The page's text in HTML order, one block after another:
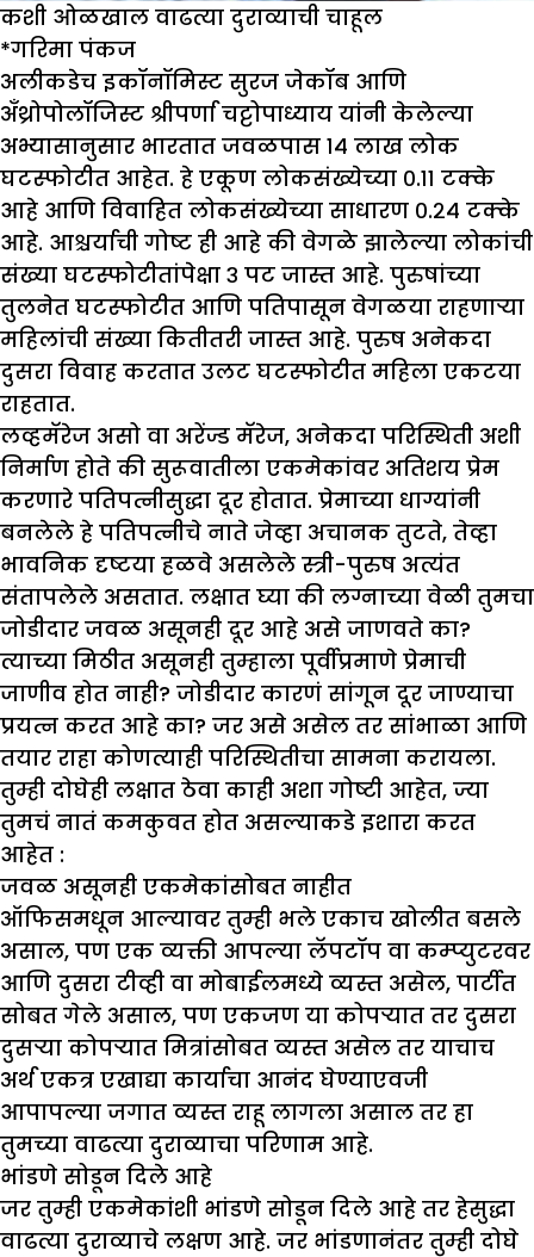
कशी ओळखाल वाढत्या दुराव्याची चाहूल
*गरिमा पंकज
अलीकडेच इकॉनॉमिस्ट सुरज जेकॉब आणि
अँथ्रोपोलॉजिस्ट श्रीपर्णा चट्टोपाध्याय यांनी केलेल्या
अभ्यासानुसार भारतात जवळपास १४ लाख लोक
घटस्फोटीत आहेत. हे एकूण लोकसंख्येच्या ०.११ टक्के
आहे आणि विवाहित लोकसंख्येच्या साधारण ०.२४ टक्के
आहे. आश्चर्याची गोष्ट ही आहे की वेगळे झालेल्या लोकांची
संख्या घटस्फोटीतांपेक्षा ३ पट जास्त आहे. पुरुषांच्या
तुलनेत घटस्फोटीत आणि पतिपासून वेगळया राहणाऱ्या
महिलांची संख्या कितीतरी जास्त आहे. पुरुष अनेकदा
दुसरा विवाह करतात उलट घटस्फोटीत महिला एकटया
राहतात.
लव्हमॅरेज असो वा अरेंज्ड मॅरेज, अनेकदा परिस्थिती अशी
निर्माण होते की सुरूवातीला एकमेकांवर अतिशय प्रेम
करणारे पतिपत्नीसुद्धा दूर होतात. प्रेमाच्या धाग्यांनी
बनलेले हे पतिपत्नीचे नाते जेव्हा अचानक तुटते, तेव्हा
भावनिक दृष्टया हळवे असलेले स्त्री-पुरुष अत्यंत
संतापलेले असतात. लक्षात घ्या की लग्नाच्या वेळी तुमचा
जोडीदार जवळ असूनही दूर आहे असे जाणवते का?
त्याच्या मिठीत असूनही तुम्हाला पूर्वीप्रमाणे प्रेमाची
जाणीव होत नाही? जोडीदार कारणं सांगून दूर जाण्याचा
प्रयत्न करत आहे का? जर असे असेल तर सांभाळा आणि
तयार राहा कोणत्याही परिस्थितीचा सामना करायला.
तुम्ही दोघेही लक्षात ठेवा काही अशा गोष्टी आहेत, ज्या
तुमचं नातं कमकुवत होत असल्याकडे इशारा करत
आहेत :
जवळ असूनही एकमेकांसोबत नाहीत
ऑफिसमधून आल्यावर तुम्ही भले एकाच खोलीत बसले
असाल, पण एक व्यक्ती आपल्या लॅपटॉप वा कम्प्युटरवर
आणि दुसरा टीव्ही वा मोबाईलमध्ये व्यस्त असेल, पार्टीत
सोबत गेले असाल, पण एकजण या कोपऱ्यात तर दुसरा
दुसऱ्या कोपऱ्यात मित्रांसोबत व्यस्त असेल तर याचाच
अर्थ एकत्र एखाद्या कार्याचा आनंद घेण्याएवजी
आपापल्या जगात व्यस्त राहू लागला असाल तर हा
तुमच्या वाढत्या दुराव्याचा परिणाम आहे.
भांडणे सोडून दिले आहे
जर तुम्ही एकमेकांशी भांडणे सोडून दिले आहे तर हेसुद्धा
वाढत्या दुराव्याचे लक्षण आहे. जर भांडणानंतर तुम्ही दोघे